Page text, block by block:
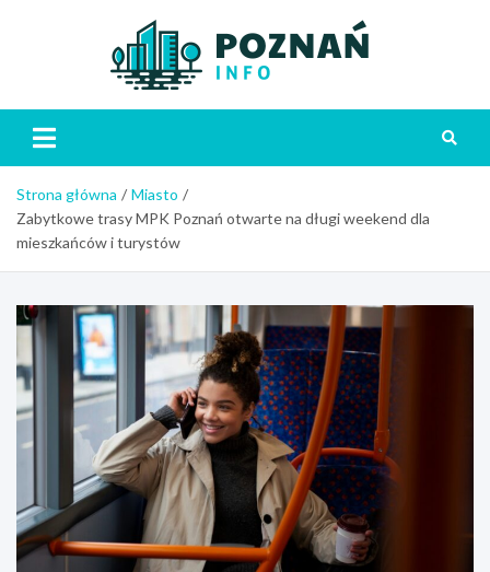
Strona główna
Miasto
Zabytkowe trasy MPK Poznań otwarte na długi weekend dla
mieszkańców i turystów